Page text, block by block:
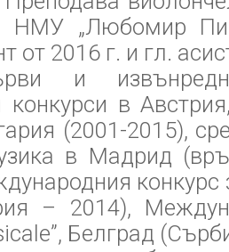
НМУ „Любомир
от 2016 г. и гл.
и
в
(2001-2015),
в Мадрид
конкурс
– 2014),
Белград